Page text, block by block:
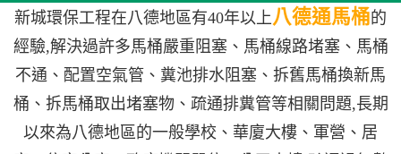
新城環保工程在八德地區有40年以上八德通馬桶的
經驗,解決過許多馬桶嚴重阻塞、馬桶線路堵塞、馬桶
不通、配置空氣管、糞池排水阻塞、拆舊馬桶換新馬
桶、拆馬桶取出堵塞物、疏通排糞管等相關問題,長期
以來為八德地區的一般學校、華廈大樓、軍營、居